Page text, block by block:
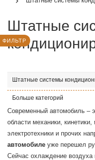
Штатные
Штатные системы
Больше категорий
Современный автомобиль –
области механики,
электротехники и прочих
автомобиле уже перешел
Сейчас охлаждение
ФИЛЬТР